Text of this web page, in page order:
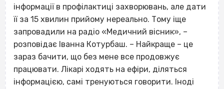
інформації в профілактиці захворювань, але дати
її за 15 хвилин прийому нереально. Тому іще
запровадили на радіо «Медичний вісник», –
розповідає Іванна Котурбаш. – Найкраще – це
зараз бачити, що без мене все продовжує
працювати. Лікарі ходять на ефіри, діляться
інформацією, самі тренуються говорити. Іноді